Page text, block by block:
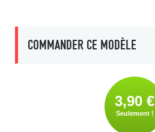
COMMANDER CE MODÈLE
3,90 €
Seulement !